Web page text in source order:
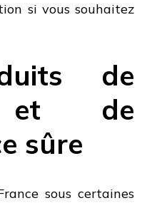
si vous souhaitez
de
et de
sûre
sous certaines